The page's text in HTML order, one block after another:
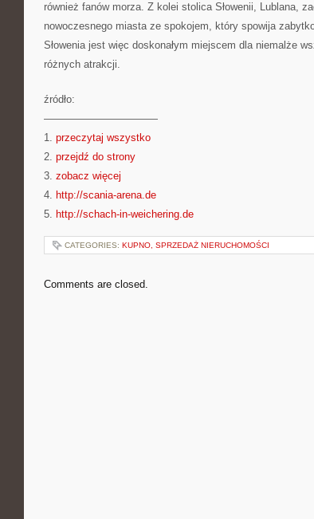
również fanów morza. Z kolei stolica Słowenii, Lublana,
nowoczesnego miasta ze spokojem, który spowija
Słowenia jest więc doskonałym miejscem dla niemalże
różnych atrakcji.
źródło:
———————————
1. przeczytaj wszystko
2. przejdź do strony
3. zobacz więcej
4. http://scania-arena.de
5. http://schach-in-weichering.de
CATEGORIES: KUPNO, SPRZEDAŻ NIERUCHOMOŚCI
Comments are closed.